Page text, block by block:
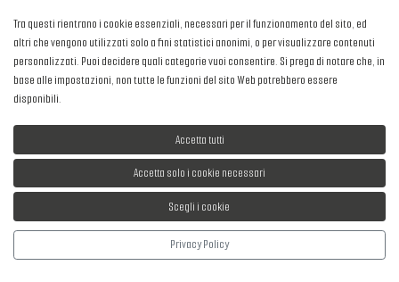
2016-2026 © AIPFM - Festa della Musica Italia Tutti i Diritti Riservati.
Privacy Policy
| Cookies
Sviluppato daNewMediaConsulting
Tra questi rientrano i cookie essenziali, necessari per il funzionamento del sito, ed
altri che vengono utilizzati solo a fini statistici anonimi, o per visualizzare contenuti
personalizzati. Puoi decidere quali categorie vuoi consentire. Si prega di notare che, in
base alle impostazioni, non tutte le funzioni del sito Web potrebbero essere
disponibili.
Accetta tutti
Accetta solo i cookie necessari
Scegli i cookie
Privacy Policy